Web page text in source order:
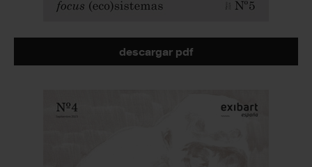
descargar pdf